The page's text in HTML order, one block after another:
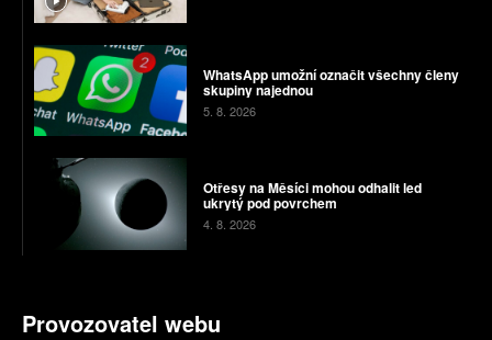
WhatsApp umožní označit všechny členy
skupiny najednou
5. 8. 2026
Otřesy na Měsíci mohou odhalit led
ukrytý pod povrchem
4. 8. 2026
Provozovatel webu